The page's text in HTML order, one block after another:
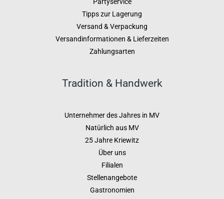
Tipps zur Lagerung
Versand & Verpackung
Versandinformationen & Lieferzeiten
Zahlungsarten
Tradition & Handwerk
Unternehmer des Jahres in MV
Natürlich aus MV
25 Jahre Kriewitz
Über uns
Filialen
Stellenangebote
Gastronomien